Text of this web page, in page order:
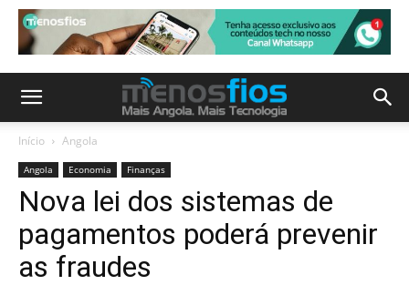
Início Angola
Angola Economia Finanças
Nova lei dos sistemas de
pagamentos poderá prevenir
as fraudes